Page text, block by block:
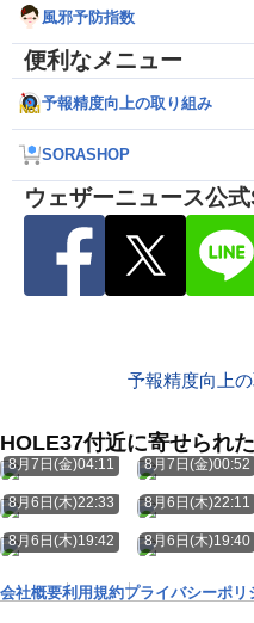
風邪予防指数
便利なメニュー
予報精度向上の取り組み
SORASHOP
ウェザーニュース公
予報精度向上
HOLE37付近に寄せられ
8月7日(金)04:11 8月7日(金)00:52
8月6日(木)22:33 8月6日(木)22:11
8月6日(木)19:42 8月6日(木)19:40
会社概要利用規約プライバシーポリ